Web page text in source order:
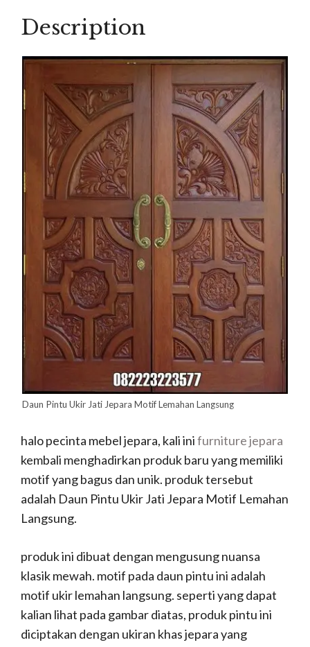
Description
Daun Pintu Ukir Jati Jepara Motif Lemahan Langsung
halo pecinta mebel jepara, kali inifurniture jepara
kembali menghadirkan produk baru yang memiliki
motif yang bagus dan unik. produk tersebut
adalah Daun Pintu Ukir Jati Jepara Motif Lemahan
Langsung.
produk ini dibuat dengan mengusung nuansa
klasik mewah. motif pada daun pintu ini adalah
motif ukir lemahan langsung. seperti yang dapat
kalian lihat pada gambar diatas, produk pintu ini
diciptakan dengan ukiran khas jepara yang